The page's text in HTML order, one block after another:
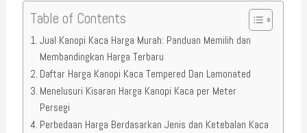
Table of Contents
Jual Kanopi Kaca Harga Murah: Panduan Memilih dan
Membandingkan Harga Terbaru
Daftar Harga Kanopi Kaca Tempered Dan Lamonated
Menelusuri Kisaran Harga Kanopi Kaca per Meter
Persegi
Perbedaan Harga Berdasarkan Jenis dan Ketebalan Kaca